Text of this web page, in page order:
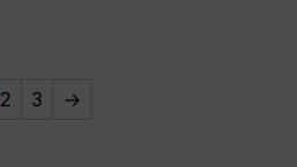
2 3 →